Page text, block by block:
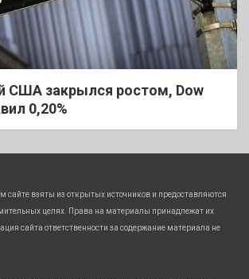
США закрылся ростом, Dow
0,20%
сайте взяты из открытых источников и предоставляются
целях. Права на материалы принадлежат их
сайта ответственности за содержание материала не